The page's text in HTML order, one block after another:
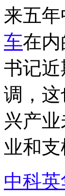
来五
车在
书记近
调，
兴产
业和支
中科英